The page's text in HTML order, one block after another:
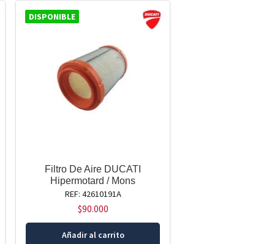
DISPONIBLE
Filtro De Aire DUCATI
Hipermotard / Mons
REF: 42610191A
$90.000
Añadir al carrito